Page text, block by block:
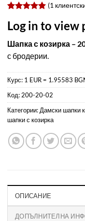
5.00от 5,
базирано
на
потребителски
оценки
(1
Log in to view
Шапка с козирка –
с бродерии.
Курс: 1 EUR = 1.95583
Код: 200-20-02
Категории: Дамски шапки
шапки с козирка
ОПИСАНИЕ
ДОПЪЛНИТЕЛНА